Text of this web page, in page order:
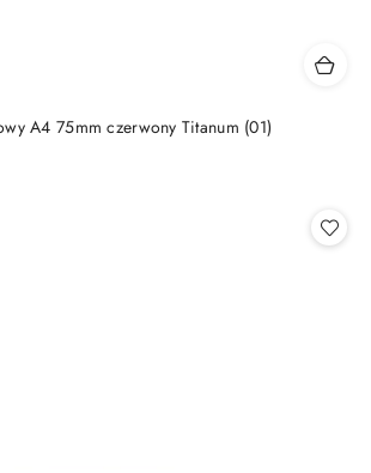
A4 75mm czerwony Titanum (01)